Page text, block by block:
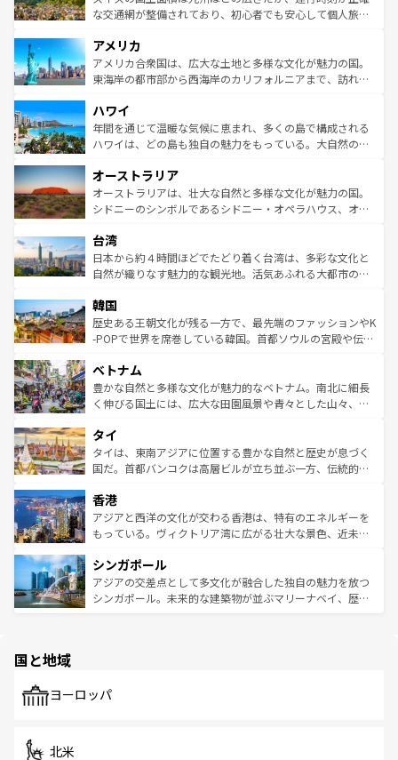
を参照してほしい。
戦など、本場だからこそできる体験も豊富。イギリスを旅
ンツ一覧を参照してほしい。
な交通網が整備されており、初心者でも安心して個人旅行
の建物がそのまま残る町や、スイスならではのユニークな
博物館もあり、アルプス観光だけでなく町歩きも満喫する
ことができる。国民の所得が高いため物価も高いが、旅行
ば市内交通費無料で観光を楽しむこともできる。 なお、新
着のスイス情報はコンテンツ一覧 を参照してほしい。
アメリカ
アメリカ合衆国は、広大な土地と多様な文化が魅力の国。
東海岸の都市部から西海岸のカリフォルニアまで、訪れる
のような巨大都市は、観光、ショッピング、エンターテイ
ンメントが詰まった刺激的なスポットだ。一方、アメリカ
西部には大自然が広がり、グランドキャニオンやイエロー
部のニューオーリンズでは、音楽と美食が融合した独特の
文化が魅力。旅行者はアメリカの各地域で異なる魅力を楽
しみながら、その多様性と豊かな歴史を感じることができ
ならではの贅沢な旅のスタイルだ。 なお、新着のアメリカ
情報はコンテンツ一覧を参照してほしい。
ハワイ
年間を通じて温暖な気候に恵まれ、多くの島で構成される
ハワイは、どの島も独自の魅力をもっている。大自然の神
ワイ島は見逃せない。また、定番の観光地といえばオアフ
島だが、静かな自然を求めるならマウイ島やカウアイ島が
おすすめ。エメラルドグリーンに輝く海をはじめ、豊かな
れるおもてなしの心で訪れる人々を迎えてくれるハワイの
人々、おいしいローカルフードやハワイアンミュージッ
ク、伝統的なフラダンスなど、すべてがハワイの魅力を彩
ワイを、存分に味わってほしい。 なお、新着のハワイ情報
はコンテンツ一覧を参照してほしい。
オーストラリア
オーストラリアは、壮大な自然と多様な文化が魅力の国。
シドニーのシンボルであるシドニー・オペラハウス、オー
リアリーフや大陸中央部にそびえるウルル（エアーズロッ
ク）、タスマニアの美しい原生林やケアンズの熱帯雨林な
ど、見どころがたくさん。また、カフェやワイン、オージ
いる。アクティビティも充実しており、サーフィンやダイ
ビング、ハイキングなど、アウトドア好きにはたまらな
い。オーストラリアの多彩な魅力を存分に味わいつくそ
参照してほしい。
台湾
日本から約４時間ほどでたどり着く台湾は、多彩な文化と
自然が織りなす魅力的な観光地。活気あふれる大都市の台
ン）、静ひつな山岳地帯である台湾東部など、都市の喧騒
と山間の静けさが共存しており、訪れる人に新しい発見と
驚きをもたらしてくれる。また、奥深い台湾の食文化も魅
容にもいいと評判のスイーツなど、バラエティ豊かな料理
が味わえる。 なお、新着の台湾情報は コンテンツ一覧を参
照してほしい。
韓国
歴史ある王朝文化が残る一方で、最先端のファッションやK
-POPで世界を席巻している韓国。首都ソウルの宮殿や伝統
き、地方に足を延ばせば四季折々の自然美を楽しむことが
できる。そして、キムチや焼肉、絶品のストリートフード
まで、さまざまな韓国料理が待っている。夜には、韓国な
リティに包まれながら、韓国の多彩な魅力を心ゆくまで味
わってみてほしい。 なお、新着の韓国情報はコンテンツ一
覧を参照してほしい。
ベトナム
豊かな自然と多様な文化が魅力的なベトナム。南北に細長
く伸びる国土には、広大な田園風景や青々とした山々、世
急速な発展と共に伝統が息づく。ハノイの古い町並みやホ
ーチミン市のフランス統治時代の建物も、独特の雰囲気を
醸し出している。また、バラエティの豊かさとおいしさで
とつ。フォーやバインミー、ベトナムコーヒーなどは、ぜ
ひ現地で味わいたい。どの地域を訪れてもあたたかい人々
が旅行者を迎えてくれるので、きっと忘れられない旅にな
参照してほしい。
タイ
タイは、東南アジアに位置する豊かな自然と歴史が息づく
国だ。首都バンコクは高層ビルが立ち並ぶ一方、伝統的な
の活気が交差している。北部ではチェンマイなどの山岳地
帯で自然と触れ合い、南部ではプーケットやクラビの美し
いビーチでリゾート気分を楽しむことができる。タイ料理
激する。気候は一年中温暖で、どの季節にも異なる楽しみ
が待っている。親しみやすいタイの人々、仏教を中心とし
た文化、そして多様な観光資源が、訪れる旅人を魅了し続
香港
アジアと西洋の文化が交わる香港は、特有のエネルギーを
もっている。ヴィクトリア湾に広がる壮大な景色、近未来
み、どこを訪れても感動するはず。観光スポットが密集し
ており、効率よく見どころを回れるのも魅力。息をのむよ
うな絶景から文化的な体験まで、香港を存分に楽しみ尽く
シンガポール
アジアの交差点として多文化が融合した独自の魅力を放つ
シンガポール。未来的な建築物が並ぶマリーナベイ、歴史
で、ホーカーズは地元の風情を楽しめる外せないスポット
国と地域
ヨーロッパ
北米